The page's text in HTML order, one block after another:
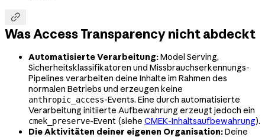

Was Access Transparency nicht abdeckt
Automatisierte Verarbeitung:Model Serving,
Sicherheitsklassifikatoren und Missbrauchserkennungs-
Pipelines verarbeiten deine Inhalte im Rahmen des
normalen Betriebs und erzeugen keine
anthropic_access-Events. Eine durch automatisierte
Verarbeitung initiierte Aufbewahrung erzeugt jedoch ein
cmek_preserve-Event (siehe CMEK-Inhaltsaufbewahrung).
Die Aktivitäten deiner eigenen Organisation:Deine